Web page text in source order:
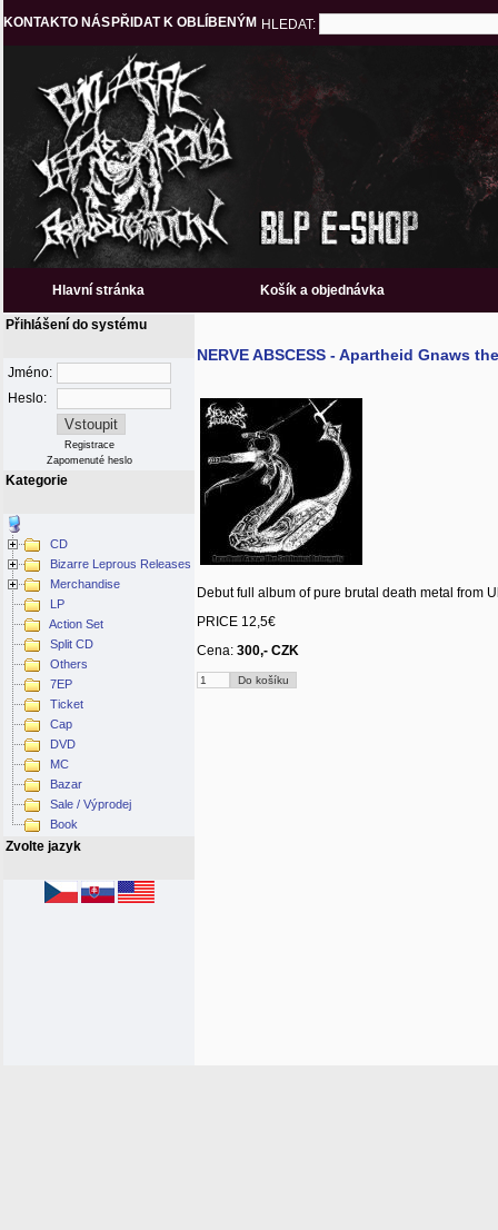
KONTAKTO NÁS PŘIDAT K OBLÍBENÝM HLEDAT:
Hlavní stránka Košík a objednávka
Přihlášení do systému
Jméno:
Heslo:
Registrace
Zapomenuté heslo
Kategorie
CD
Bizarre Leprous Releases
Merchandise
LP
Action Set
Split CD
Others
7EP
Ticket
Cap
DVD
MC
Bazar
Sale / Výprodej
Book
Zvolte jazyk
NERVE ABSCESS - Apartheid Gnaws
Debut full album of pure brutal death metal from
PRICE 12,5€
Cena: 300,- CZK